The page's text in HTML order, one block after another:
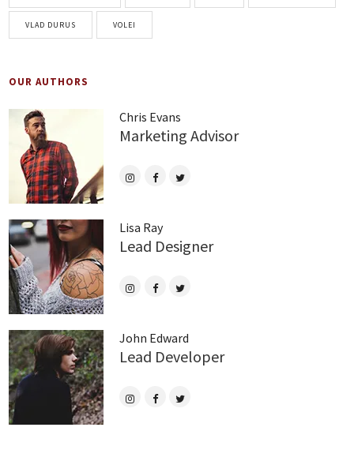
VLAD DURUS VOLEI
OUR AUTHORS
Chris Evans
Marketing Advisor
Lisa Ray
Lead Designer
John Edward
Lead Developer